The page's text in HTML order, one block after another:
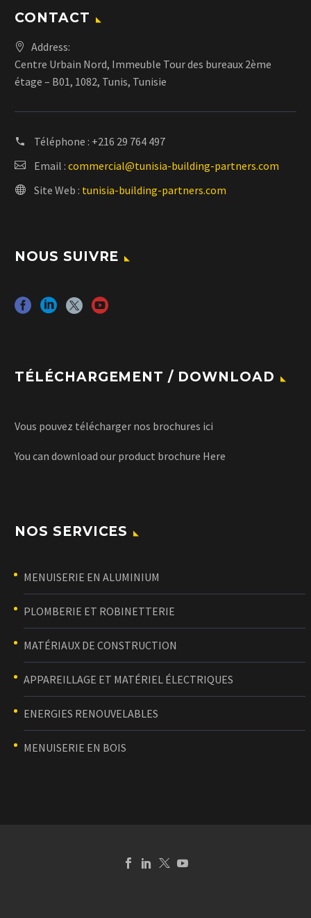
CONTACT
Address:
Centre Urbain Nord, Immeuble Tour des bureaux 2ème
étage – B01, 1082, Tunis, Tunisie
Téléphone : +216 29 764 497
Email : commercial@tunisia-building-partners.com
Site Web : tunisia-building-partners.com
NOUS SUIVRE
TÉLÉCHARGEMENT / DOWNLOAD
Vous pouvez télécharger nos brochures ici
You can download our product brochure Here
NOS SERVICES
MENUISERIE EN ALUMINIUM
PLOMBERIE ET ROBINETTERIE
MATÉRIAUX DE CONSTRUCTION
APPAREILLAGE ET MATÉRIEL ÉLECTRIQUES
ENERGIES RENOUVELABLES
MENUISERIE EN BOIS